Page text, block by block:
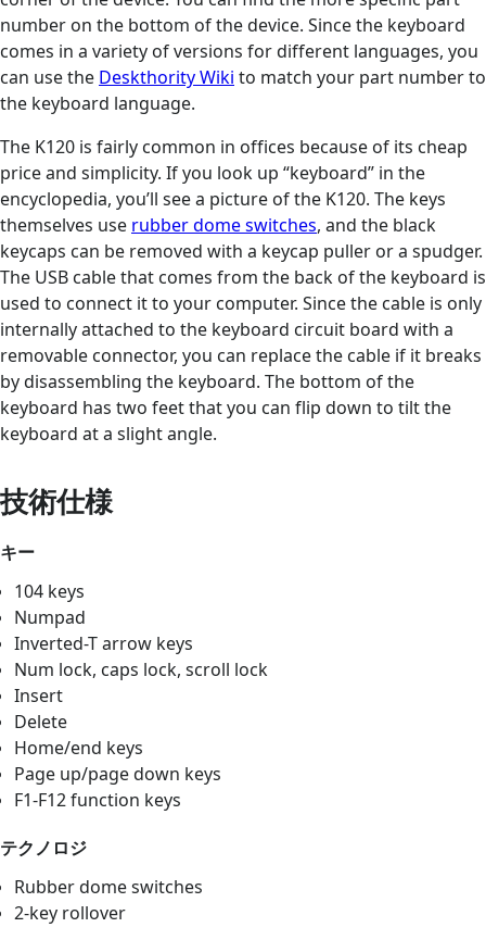
number on the bottom of the device. Since the keyboard
comes in a variety of versions for different languages, you
can use the Deskthority Wiki to match your part number to
the keyboard language.
The K120 is fairly common in offices because of its cheap
price and simplicity. If you look up “keyboard” in the
encyclopedia, you’ll see a picture of the K120. The keys
themselves use rubber dome switches, and the black
keycaps can be removed with a keycap puller or a spudger.
The USB cable that comes from the back of the keyboard is
used to connect it to your computer. Since the cable is only
internally attached to the keyboard circuit board with a
removable connector, you can replace the cable if it breaks
by disassembling the keyboard. The bottom of the
keyboard has two feet that you can flip down to tilt the
keyboard at a slight angle.
技術仕様
キー
104 keys
Numpad
Inverted-T arrow keys
Num lock, caps lock, scroll lock
Insert
Delete
Home/end keys
Page up/page down keys
F1-F12 function keys
テクノロジ
Rubber dome switches
2-key rollover